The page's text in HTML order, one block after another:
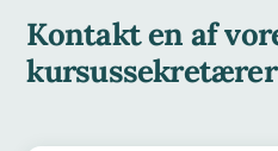
Kontakt en af
kursussekretærer